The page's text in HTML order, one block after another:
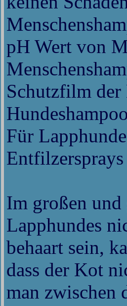
pH Wert von
Schutzfilm der
Für
Im großen und
Lapphundes
behaart sein,
dass der Kot
man zwischen